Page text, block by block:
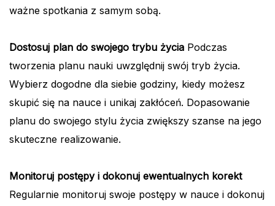
ważne spotkania z samym sobą.
Dostosuj plan do swojego trybu życia Podczas
tworzenia planu nauki uwzględnij swój tryb życia.
Wybierz dogodne dla siebie godziny, kiedy możesz
skupić się na nauce i unikaj zakłóceń. Dopasowanie
planu do swojego stylu życia zwiększy szanse na jego
skuteczne realizowanie.
Monitoruj postępy i dokonuj ewentualnych korekt
Regularnie monitoruj swoje postępy w nauce i dokonuj